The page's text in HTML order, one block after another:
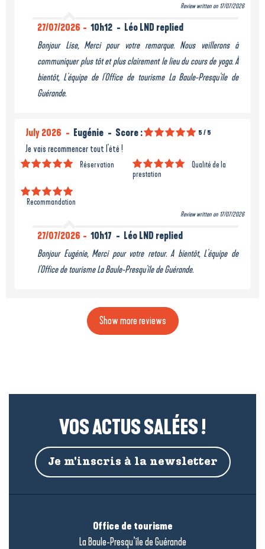
Review written on 17/07/2026
27/07/2026 10h12
Léo LND replied
Bonjour Lise, Merci pour votre remarque. Nous veillerons à
communiquer plus tôt et plus clairement le lieu du cours de yoga. À
bientôt, L'équipe de l'Office de tourisme La Baule-Presqu'île de
Guérande.
July 2026 Eugénie Score : 5 / 5
Je vais recommencer tout l'été !
Réservation
Qualité de la
prestation
Recommandation
Review written on 17/07/2026
27/07/2026 10h17
Léo LND replied
Bonjour Eugénie, Merci pour votre retour. A bientôt, L'équipe de
l'Office de tourisme La Baule-Presqu'île de Guérande.
Show more reviews
VOS ACTUS SALÉES !
Je m'inscris à la newsletter
Office de tourisme
La Baule-Presqu’île de Guérande